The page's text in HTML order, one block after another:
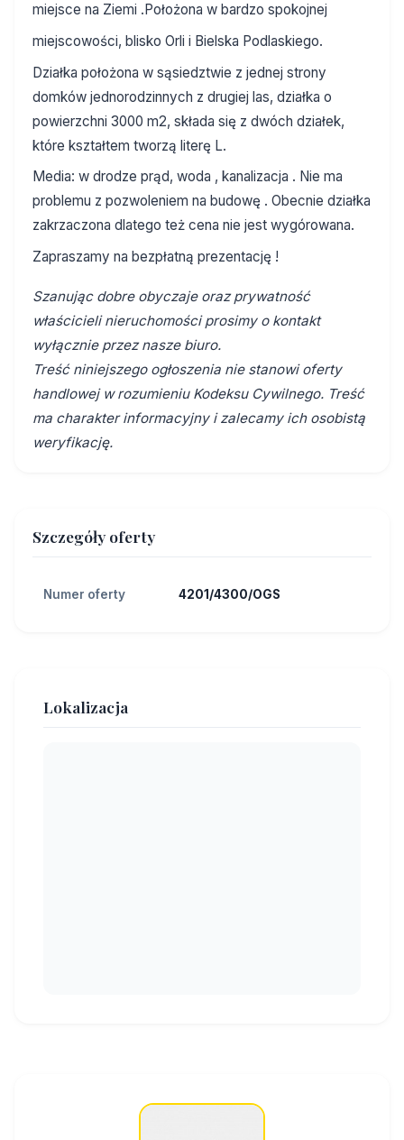
miejsce na Ziemi .Położona w bardzo spokojnej
miejscowości, blisko Orli i Bielska Podlaskiego.
Działka położona w sąsiedztwie z jednej strony
domków jednorodzinnych z drugiej las, działka o
powierzchni 3000 m2, składa się z dwóch działek,
które kształtem tworzą literę L.
Media: w drodze prąd, woda , kanalizacja . Nie ma
problemu z pozwoleniem na budowę . Obecnie działka
zakrzaczona dlatego też cena nie jest wygórowana.
Zapraszamy na bezpłatną prezentację !
Szanując dobre obyczaje oraz prywatność
właścicieli nieruchomości prosimy o kontakt
wyłącznie przez nasze biuro.
Treść niniejszego ogłoszenia nie stanowi oferty
handlowej w rozumieniu Kodeksu Cywilnego. Treść
ma charakter informacyjny i zalecamy ich osobistą
weryfikację.
Szczegóły oferty
Numer oferty 4201/4300/OGS
Lokalizacja